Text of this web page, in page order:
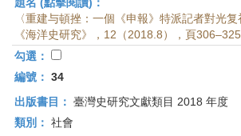
〈重建与頓挫：一個《申報》特派記者對光复
《海洋史研究》，12（2018.8），頁306–325
勾選：
編號： 34
出版書目： 臺灣史研究文獻類目 2018 年度
類別： 社會